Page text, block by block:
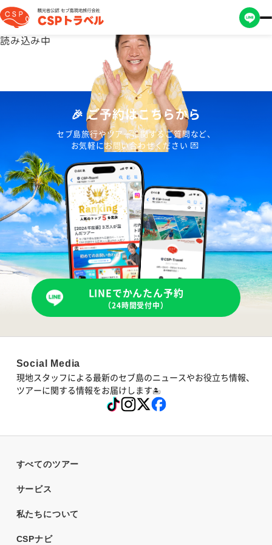
読み込み中
🎉 ご予約はこちらから
セブ島旅行やツアーに関するご質問など、
お気軽にお問い合わせください 💌
LINEでかんたん予約
（24時間受付中）
現地スタッフによる最新のセブ島のニュースやお役立ち情報、
ツアーに関する情報をお届けします🏝
Social Media
すべてのツアー
サービス
私たちについて
CSPナビ